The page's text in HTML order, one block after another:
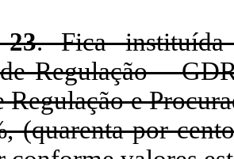
. Fica instituída
Regulação –
Regulação e
(quarenta por